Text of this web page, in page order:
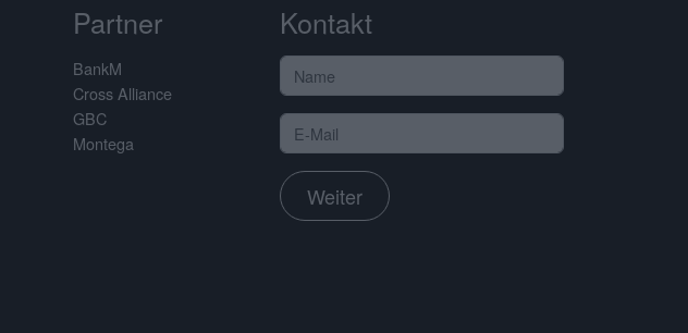
Partner
BankM
Cross Alliance
GBC
Montega
Kontakt
Weiter